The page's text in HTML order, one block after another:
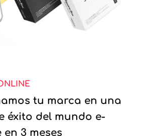
tu marca en una
éxito del mundo e-
en 3 meses